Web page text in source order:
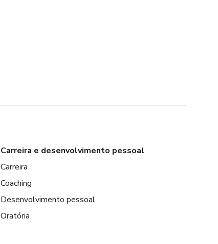
Carreira e desenvolvimento pessoal
Carreira
Coaching
Desenvolvimento pessoal
Oratória